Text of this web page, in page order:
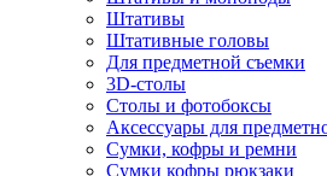
Штативы
Штативные головы
Для предметной съемки
3D-столы
Столы и фотобоксы
Аксессуары для
Сумки, кофры и ремни
Сумки кофры рюкзаки